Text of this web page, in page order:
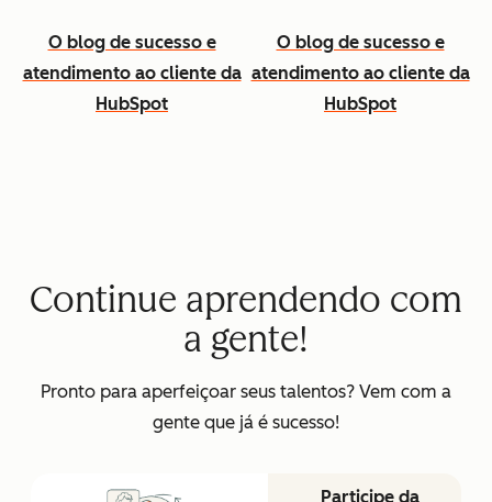
O blog de sucesso e
atendimento ao cliente da
HubSpot
O blog de sucesso e
atendimento ao cliente da
HubSpot
Continue aprendendo com
a gente!
Pronto para aperfeiçoar seus talentos? Vem com a
gente que já é sucesso!
Participe da